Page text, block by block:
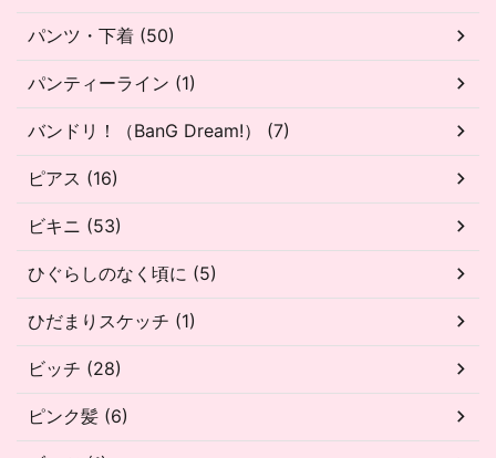
パンツ・下着 (50)
パンティーライン (1)
バンドリ！（BanG Dream!） (7)
ピアス (16)
ビキニ (53)
ひぐらしのなく頃に (5)
ひだまりスケッチ (1)
ビッチ (28)
ピンク髪 (6)